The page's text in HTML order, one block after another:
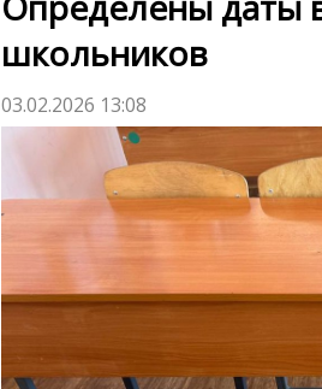
школьников
03.02.2026 13:08